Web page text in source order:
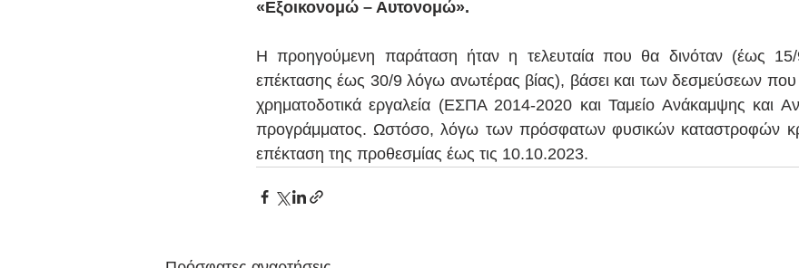
«Εξοικονομώ – Αυτονομώ».
Η προηγούμενη παράταση ήταν η τελευταία που θα δινόταν (έως 15/
επέκτασης έως 30/9 λόγω ανωτέρας βίας), βάσει και των δεσμεύσεων
χρηματοδοτικά εργαλεία (ΕΣΠΑ 2014-2020 και Ταμείο Ανάκαμψης και
προγράμματος. Ωστόσο, λόγω των πρόσφατων φυσικών καταστροφών
επέκταση της προθεσμίας έως τις 10.10.2023.